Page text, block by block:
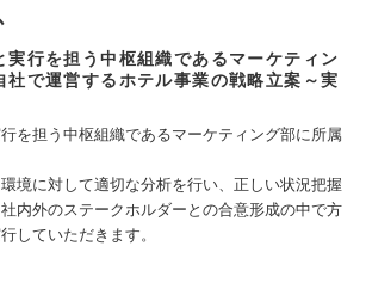
実行を担う中枢組織であるマーケティン
社で運営するホテル事業の戦略立案～実
を担う中枢組織であるマーケティング部に所属
境に対して適切な分析を行い、正しい状況把握
内外のステークホルダーとの合意形成の中で方
していただきます。